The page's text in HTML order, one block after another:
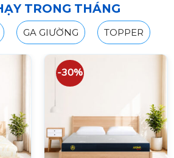
TRONG THÁNG
GA GIƯỜNG TOPPER
-30%